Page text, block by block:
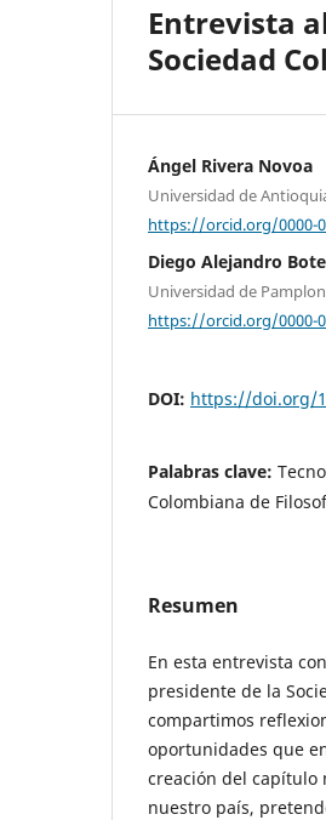
Entrevista
Sociedad
Ángel Rivera Novoa
Universidad de
https://orcid.org/0000-
Diego Alejandro
Universidad de
https://orcid.org/0000-
DOI: https://doi.org/
Palabras clave:
Colombiana de
Resumen
En esta entrevista
presidente de la
compartimos
oportunidades que
creación del capítulo
nuestro país,